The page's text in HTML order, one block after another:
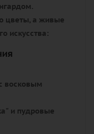
цветы, а живые
искусства:
восковым
и пудровые